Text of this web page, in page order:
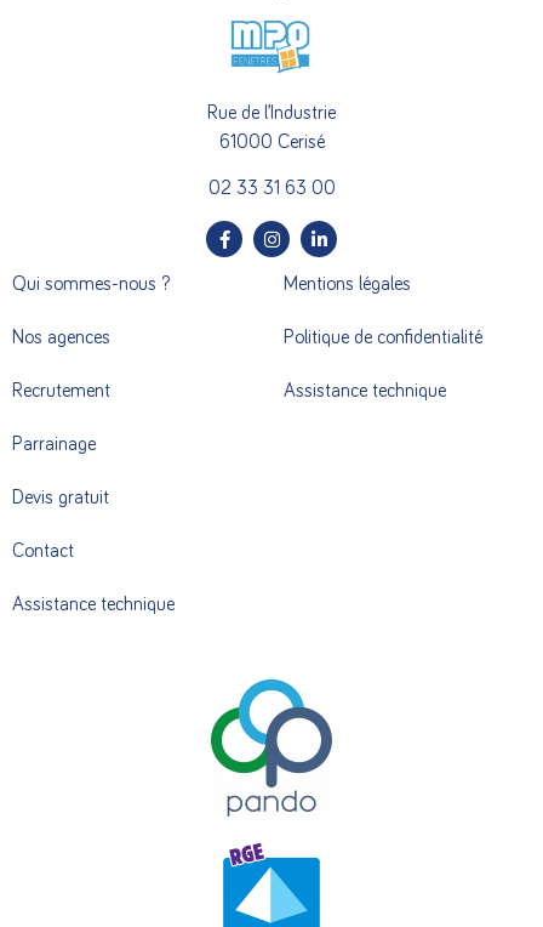
Rue de l’Industrie
61000 Cerisé
02 33 31 63 00
Qui sommes-nous ?
Nos agences
Recrutement
Parrainage
Devis gratuit
Contact
Assistance technique
Mentions légales
Politique de confidentialité
Assistance technique